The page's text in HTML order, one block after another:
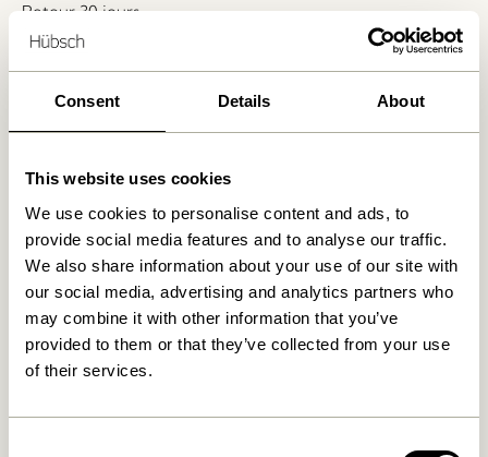
Consent Details About
This website uses cookies
We use cookies to personalise content and ads, to
provide social media features and to analyse our traffic.
We also share information about your use of our site with
our social media, advertising and analytics partners who
may combine it with other information that you’ve
provided to them or that they’ve collected from your use
of their services.
Retour 30 jours
Livraison gratuite à partir de